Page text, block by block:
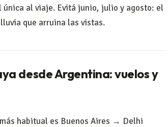
única al viaje. Evitá junio, julio y agosto: el
que arruina las vistas.
desde Argentina: vuelos y
habitual es Buenos Aires → Delhi